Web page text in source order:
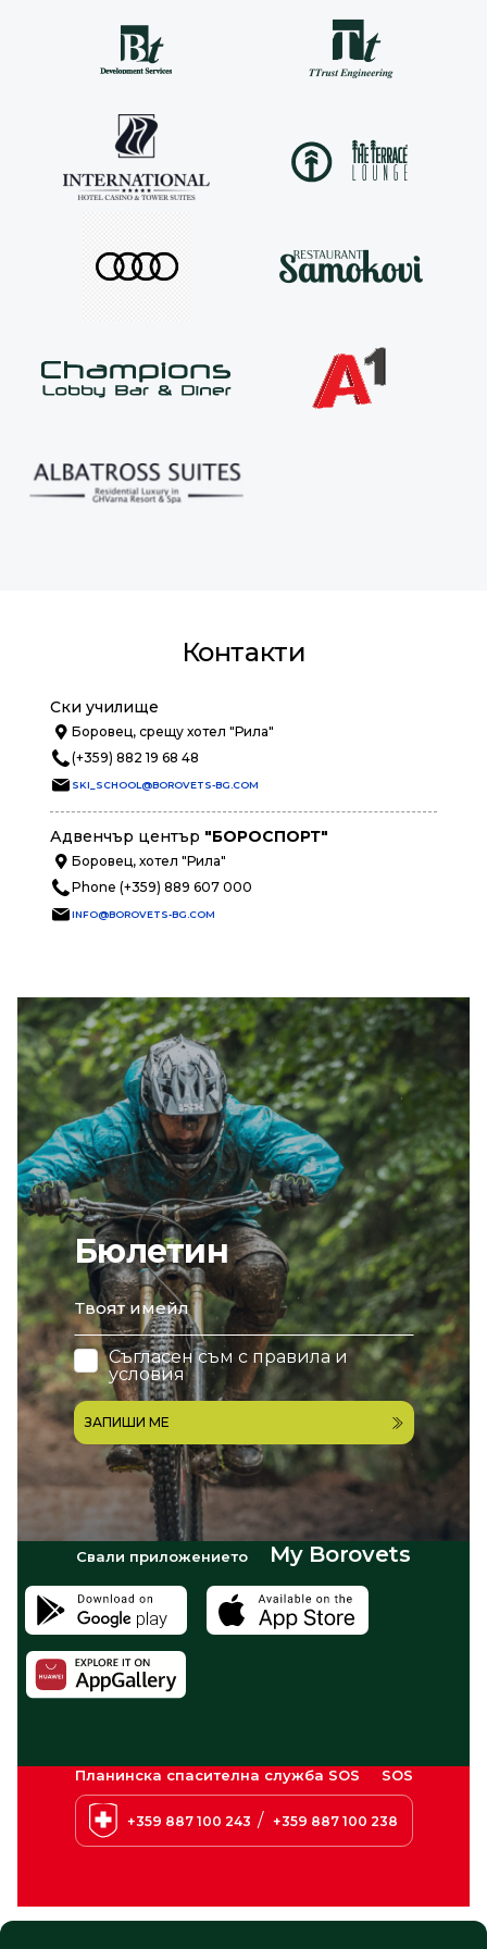
Бюлетин
email
Съгласен съм справила и
условия
ЗАПИШИ МЕ
Контакти
Ски училище
Боровец, срещу хотел "Рила"
(+359) 882 19 68 48
SKI_SCHOOL@BOROVETS-BG.COM
Адвенчър център "БОРОСПОРТ"
Боровец, хотел "Рила"
Phone (+359) 889 607 000
INFO@BOROVETS-BG.COM
Свали приложението My Borovets
Планинска спасителна служба SOS SOS
+359 887 100 243 / +359 887 100 238